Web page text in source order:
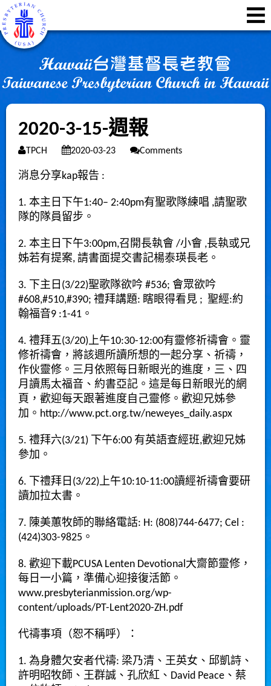
2020-3-15-週報
TPCH 2020-03-23 Comments
消息分享kap報告 :
1. 本主日下午1:40– 2:40pm有聖歌隊練唱 ,請聖歌
隊的隊員留步。
2. 本主日下午3:00pm,召開長執會 /小會 ,長執或兄
姊若有提案, 請書面提交書記楊泰瑛長老。
3. 下主日(3/22)聖歌隊欲吟 #536; 會眾欲吟
#608,#510,#390; 禮拜講題: 瞎眼得看見 ; 聖經:約
翰福音9 :1-41。
4. 禮拜五(3/20)上午10:30-12:00有靈修祈禱會。靈
修祈禱會，將該週所讀所想的一起分享、祈禱，
作伙靈修。三月依照每日新眼光的進度，三、四
月讀馬太福音、約書亞記。這是每日新眼光的網
頁，歡迎每天跟著進度自己靈修。歡迎兄姊參
加。 http://www.pct.org.tw/neweyes_daily.aspx
5. 禮拜六(3/21) 下午6:00 有英語查經班,歡迎兄姊
參加。
6. 下禮拜日(3/22)上午10:10-11:00讀經祈禱會要研
讀加拉太書。
7. 陳美蕙牧師的聯絡電話: H: (808)744-6477; Cel :
(424)303-9825。
8. 歡迎下載PCUSA Lenten Devotional大齋節靈修，
每日一小篇，準備心迎接復活節。
www.presbyterianmission.org/wp-
content/uploads/PT-Lent2020-ZH.pdf
代禱事項（恕不稱呼）：
1. 為身體欠安者代禱: 梁乃清、王英女、邱凱詩、
許明昭牧師、王群誠、孔欣紅、David Peace、蔡